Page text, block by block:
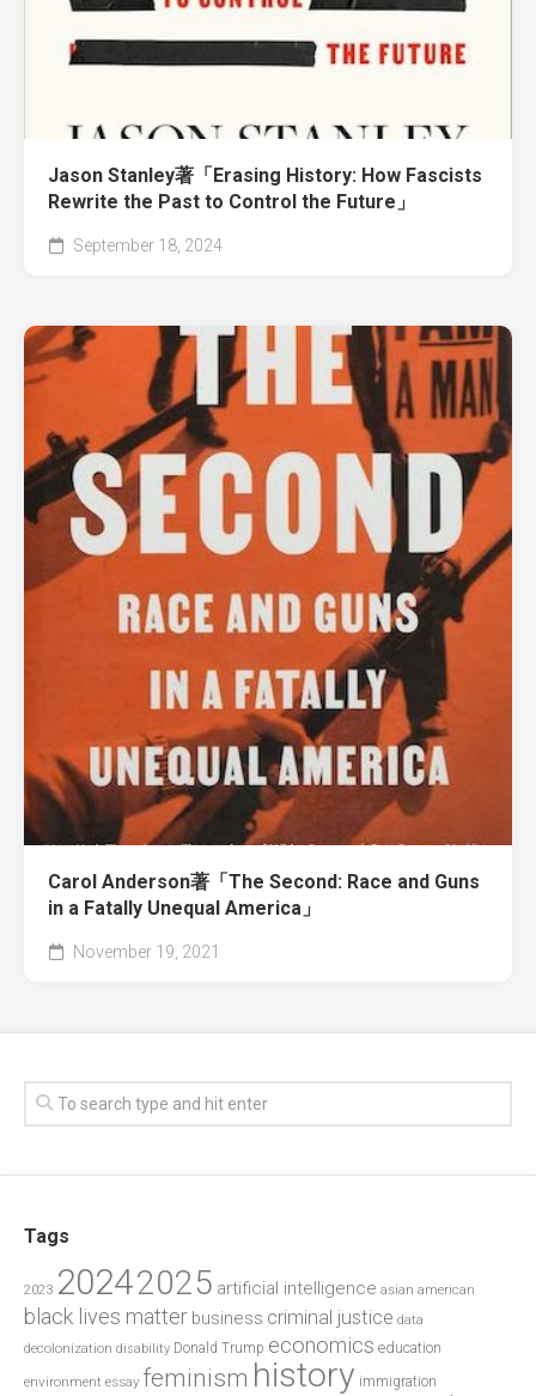
Jason Stanley著「Erasing History: How Fascists
Rewrite the Past to Control the Future」
September 18, 2024
Carol Anderson著「The Second: Race and Guns
in a Fatally Unequal America」
November 19, 2021
Tags
2023 20242025 artificial intelligence asian american
black lives matter business criminal justice data
decolonization disability Donald Trump economics education
environment essay feminism history immigration